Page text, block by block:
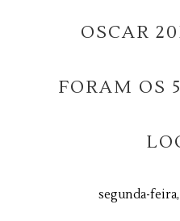
OSCAR
FORAM OS
segunda-feira,